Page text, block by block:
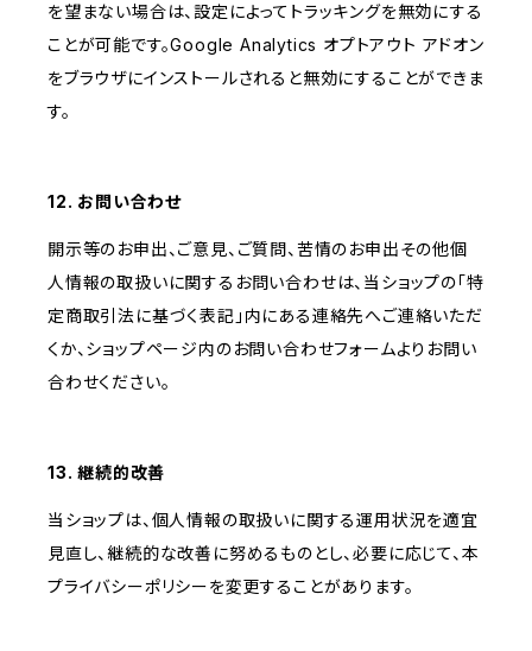
を望まない場合は、設定によってトラッキングを無効にする
ことが可能です。Google Analytics オプトアウト アドオン
をブラウザにインストールされると無効にすることができま
す。
12. お問い合わせ
開示等のお申出、ご意見、ご質問、苦情のお申出その他個
人情報の取扱いに関するお問い合わせは、当ショップの「特
定商取引法に基づく表記」内にある連絡先へご連絡いただ
くか、ショップページ内のお問い合わせフォームよりお問い
合わせください。
13. 継続的改善
当ショップは、個人情報の取扱いに関する運用状況を適宜
見直し、継続的な改善に努めるものとし、必要に応じて、本
プライバシーポリシーを変更することがあります。